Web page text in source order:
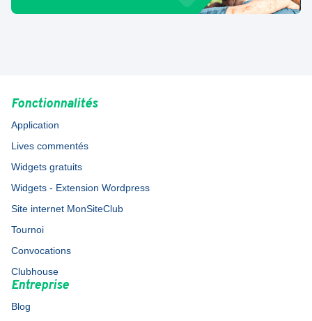
Fonctionnalités
Application
Lives commentés
Widgets gratuits
Widgets - Extension Wordpress
Site internet MonSiteClub
Tournoi
Convocations
Clubhouse
Entreprise
Blog